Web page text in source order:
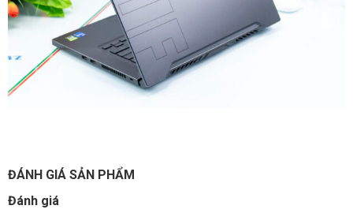
ĐÁNH GIÁ SẢN PHẨM
Đánh giá